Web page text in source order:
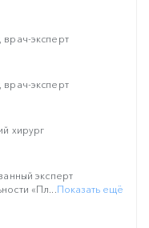
эксперт
эксперт
хирург
эксперт
«Пл...Показать ещё